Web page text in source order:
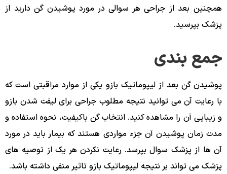
همچنین بعد از جراحی هر سوالی در مورد پوشیدن گن دارید از
پزشک بپرسید.
جمع بندی
پوشیدن گن بعد از لیپوماتیک بازو یکی از موارد مراقبتی است که
با رعایت آن می توانید نتیجه مطلوب جراحی برای لیفت شدن بازو
و زیبایی آن را مشاهده کنید. انتخاب گن باکیفیت، نحوه استفاده و
مدت زمان پوشیدن آن جزء مواردی هستند که بیمار باید در مورد
آن ها از پزشک سوال بپرسد. رعایت نکردن هر یک از توصیه های
پزشک می تواند بر نتیجه لیپوماتیک بازو تاثیر منفی داشته باشد.